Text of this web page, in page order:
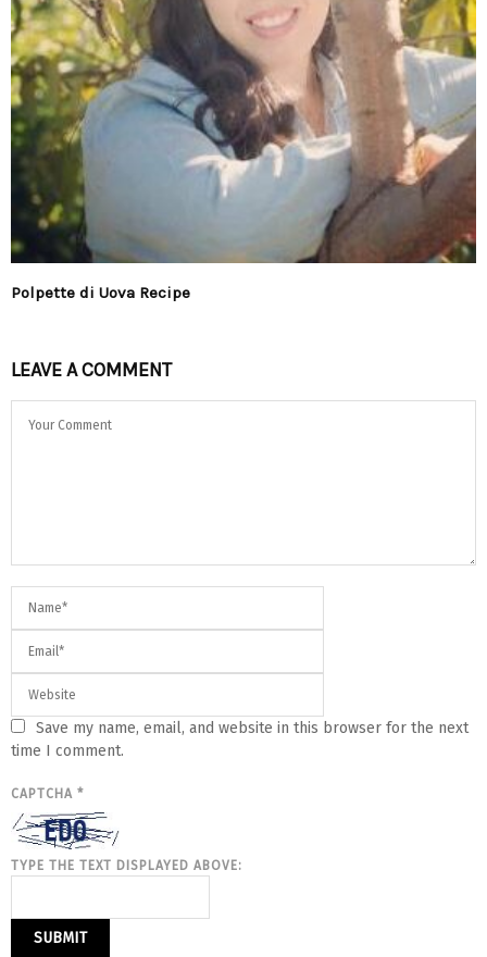
Polpette di Uova Recipe
LEAVE A COMMENT
Save my name, email, and website in this browser for the next
time I comment.
CAPTCHA *
TYPE THE TEXT DISPLAYED ABOVE: